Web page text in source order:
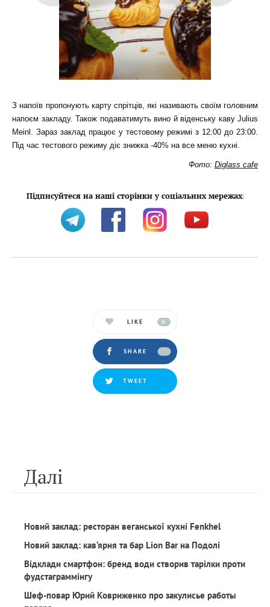
З напоїв пропонують карту спрітців, які називають своїм головним
напоєм закладу. Також подаватимуть вино й віденську каву Julius
Meinl. Зараз заклад працює у тестовому режимі з 12:00 до 23:00.
Під час тестового режиму діє знижка -40% на все меню кухні.
Фото: Diglass cafe
Підписуйтеся на наші сторінки у соціальних мережах:
LIKE 0
SHARE
TWEET
Далi
Новий заклад: ресторан веганської кухні Fenkhel
Новий заклад: кав‘ярня та бар Lion Bar на Подолі
Відклади смартфон: бренд води створив тарілки проти
фудстаграммінгу
Шеф-повар Юрий Ковриженко про закулисье работы